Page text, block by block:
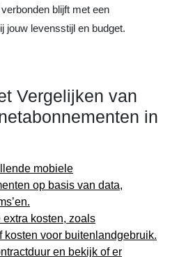
blijft met een
jouw levensstijl en budget.
Vergelijken van
in
mobiele
op basis van data,
extra kosten, zoals
kosten voor buitenlandgebruik.
en bekijk of er